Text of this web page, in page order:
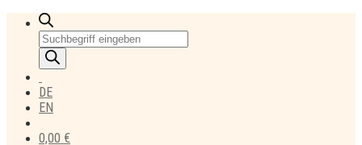
Products
search
DE
EN
0,00 €